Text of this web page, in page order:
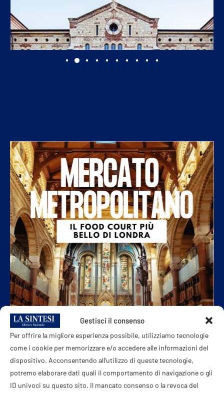
Gestisci il consenso
Per offrire la migliore esperienza possibile, utilizziamo tecnologie
come i cookie per memorizzare e/o accedere alle informazioni del
dispositivo. Acconsentendo all'utilizzo di queste tecnologie,
potremo elaborare dati quali il comportamento di navigazione o gli
ID univoci su questo sito. Il mancato consenso o la revoca del
Università di Verona, aperte le iscrizioni al Master...
7 Agosto 2026